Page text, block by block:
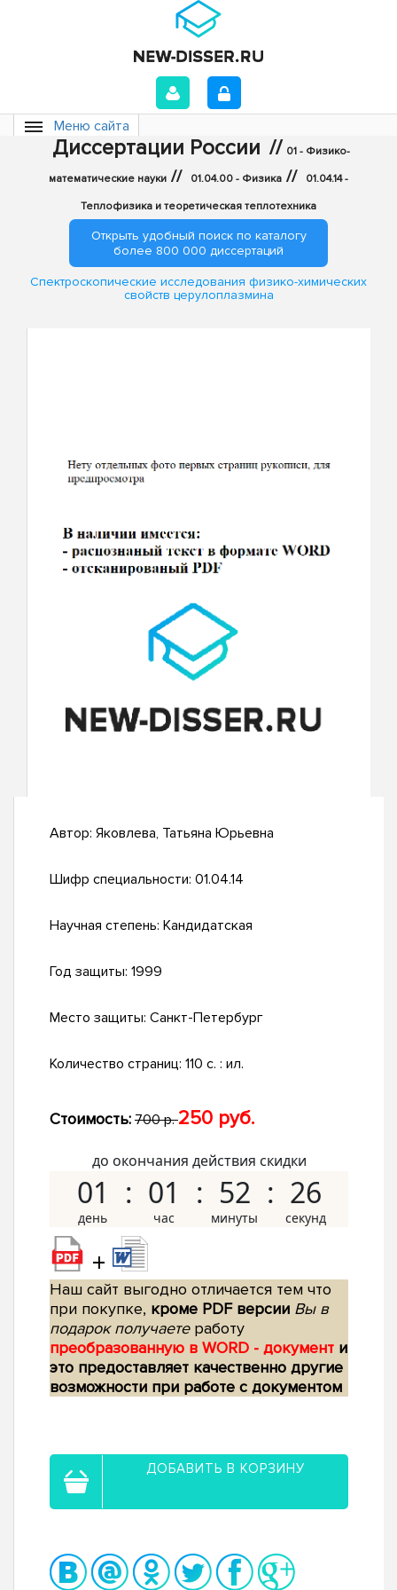
Меню сайта
Диссертации России // 01 - Физико-
математические науки // 01.04.00 - Физика // 01.04.14 -
Теплофизика и теоретическая теплотехника
Открыть удобный поиск по каталогу
более 800 000 диссертаций
Спектроскопические исследования физико-химических
свойств церулоплазмина
Автор: Яковлева, Татьяна Юрьевна
Шифр специальности: 01.04.14
Научная степень: Кандидатская
Год защиты: 1999
Место защиты: Санкт-Петербург
Количество страниц: 110 с. : ил.
Стоимость: 700 р.250 руб.
до окончания действия скидки
01 01 52 25
+
Наш сайт выгодно отличается тем что
при покупке, кроме PDF версии Вы в
подарок получаетеработу
преобразованную в WORD - документ и
это предоставляет качественно другие
возможности при работе с документом
ДОБАВИТЬ В КОРЗИНУ